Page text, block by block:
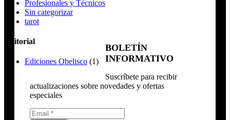
Profesionales y Técnicos
Sin categorizar
tarot
Editorial
Ediciones Obelisco (1)
BOLETÍN
INFORMATIVO
Suscríbete para recibir
actualizaciones sobre novedades y ofertas
especiales